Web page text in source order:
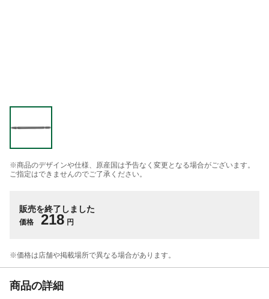
※商品のデザインや仕様、原産国は予告なく変更となる場合がございます。
ご指定はできませんのでご了承ください。
販売を終了しました
価格 218 円
※価格は​店舗や​掲載場所で​異なる​場合が​あります。
商品の詳細